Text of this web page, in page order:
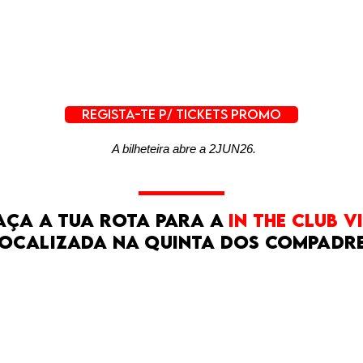
REGISTA-TE P/ TICKETS PROMO
A bilheteira abre a 2JUN26.
a Tua Rota para a In The Club
na quinta dos